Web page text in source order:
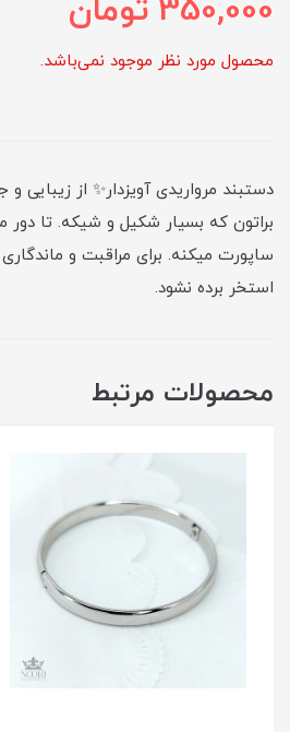
350,000 تومان
محصول مورد نظر موجود نمی‌باشد.
دستبند مرواریدی آویزدار✨ از زیبایی
ساپورت میکنه. برای مراقبت و
استخر برده نشود.
محصولات مرتبط